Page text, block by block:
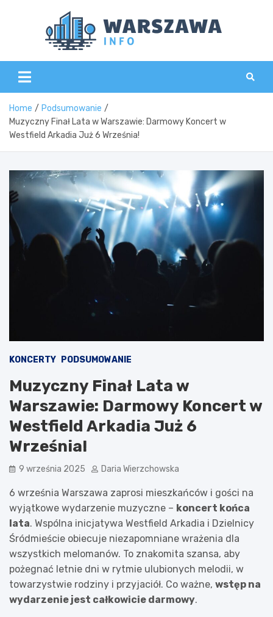
Home
Podsumowanie
Muzyczny Finał Lata w Warszawie: Darmowy Koncert w
Westfield Arkadia Już 6 Września!
KONCERTY PODSUMOWANIE
Muzyczny Finał Lata w
Warszawie: Darmowy Koncert w
Westfield Arkadia Już 6
Września!
9 września 2025 Daria Wierzchowska
6 września Warszawa zaprosi mieszkańców i gości na
wyjątkowe wydarzenie muzyczne – koncert końca
lata. Wspólna inicjatywa Westfield Arkadia i Dzielnicy
Śródmieście obiecuje niezapomniane wrażenia dla
wszystkich melomanów. To znakomita szansa, aby
pożegnać letnie dni w rytmie ulubionych melodii, w
towarzystwie rodziny i przyjaciół. Co ważne, wstęp na
wydarzenie jest całkowicie darmowy.